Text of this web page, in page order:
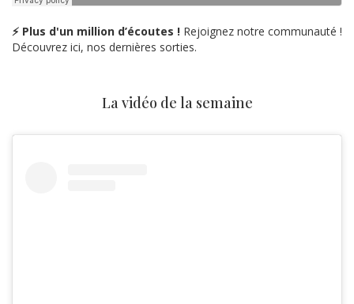
⚡ Plus d'un million d’écoutes ! Rejoignez notre communauté !
Découvrez ici, nos dernières sorties.
La vidéo de la semaine